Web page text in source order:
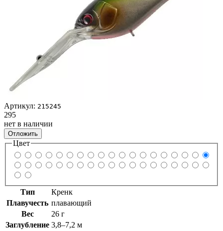
Артикул: 215245
295
нет в наличии
Отложить
Цвет
Тип
Кренк
Плавучесть плавающий
Вес
26 г
Заглубление 3,8–7,2 м